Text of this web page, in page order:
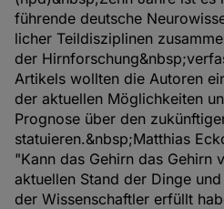
führende deutsche
licher Teil­disziplinen
der
Artikels wollten die Autoren
der aktuellen Möglich­keiten
Prognose über den
statuieren.&nbsp;Matthias
"Kann das Gehirn das Gehirn
aktuellen Stand der Dinge
der Wissen­schaftler erfüllt